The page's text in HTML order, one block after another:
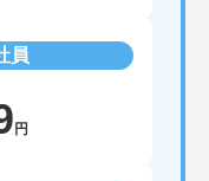
員
円